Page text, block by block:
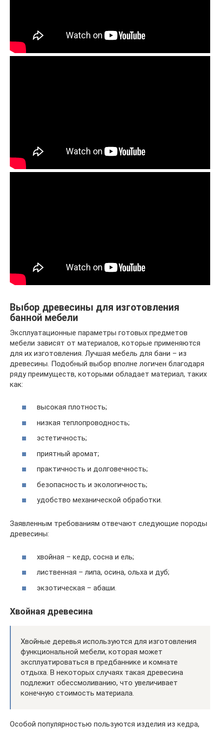
Выбор древесины для изготовления
банной мебели
Эксплуатационные параметры готовых предметов
мебели зависят от материалов, которые применяются
для их изготовления. Лучшая мебель для бани – из
древесины. Подобный выбор вполне логичен благодаря
ряду преимуществ, которыми обладает материал, таких
как:
высокая плотность;
низкая теплопроводность;
эстетичность;
приятный аромат;
практичность и долговечность;
безопасность и экологичность;
удобство механической обработки.
Заявленным требованиям отвечают следующие породы
древесины:
хвойная – кедр, сосна и ель;
лиственная – липа, осина, ольха и дуб;
экзотическая – абаши.
Хвойная древесина
Хвойные деревья используются для изготовления
функциональной мебели, которая может
эксплуатироваться в предбаннике и комнате
отдыха. В некоторых случаях такая древесина
подлежит обессмоливанию, что увеличивает
конечную стоимость материала.
Особой популярностью пользуются изделия из кедра,